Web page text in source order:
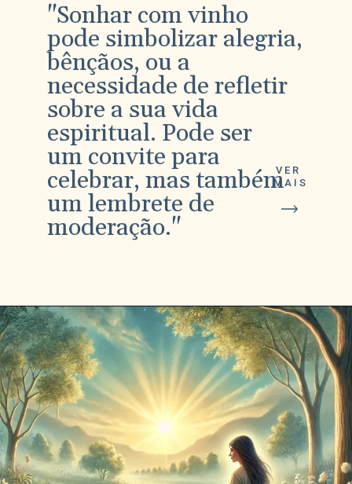
VER
MAIS
"Sonhar com vinho
pode simbolizar alegria,
bênçãos, ou a
necessidade de refletir
sobre a sua vida
espiritual. Pode ser
um convite para
celebrar, mas também
um lembrete de
moderação."